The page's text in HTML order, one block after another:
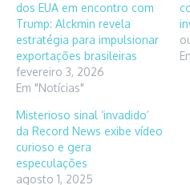
dos EUA em encontro com
Trump: Alckmin revela
estratégia para impulsionar
exportações brasileiras
fevereiro 3, 2026
Em "Notícias"
Misterioso sinal ‘invadido’
da Record News exibe vídeo
curioso e gera
especulações
agosto 1, 2025